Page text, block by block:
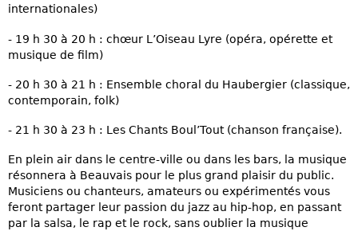
internationales)
- 19 h 30 à 20 h : chœur L’Oiseau Lyre (opéra, opérette et
musique de film)
- 20 h 30 à 21 h : Ensemble choral du Haubergier (classique,
contemporain, folk)
- 21 h 30 à 23 h : Les Chants Boul’Tout (chanson française).
En plein air dans le centre-ville ou dans les bars, la musique
résonnera à Beauvais pour le plus grand plaisir du public.
Musiciens ou chanteurs, amateurs ou expérimentés vous
feront partager leur passion du jazz au hip-hop, en passant
par la salsa, le rap et le rock, sans oublier la musique